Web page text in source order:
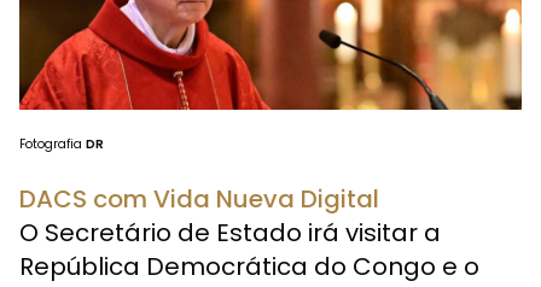
Fotografia DR
DACS com Vida Nueva Digital
O Secretário de Estado irá visitar a
República Democrática do Congo e o